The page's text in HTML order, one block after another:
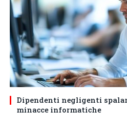
Dipendenti negligenti
minacce informatiche